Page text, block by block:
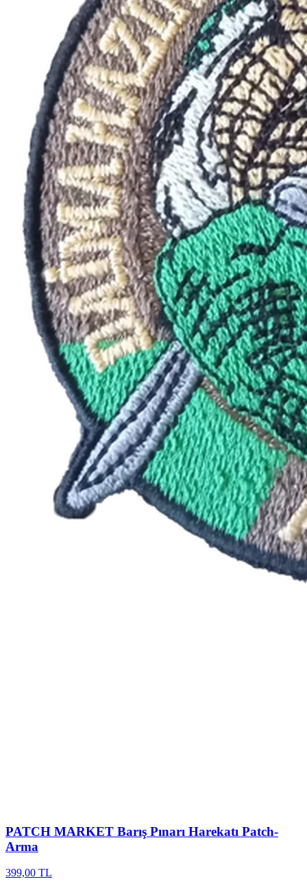
PATCH MARKET Barış Pınarı Harekatı Patch-
Arma
399,00 TL